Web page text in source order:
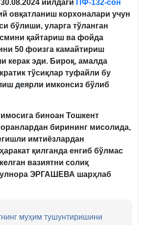
йилдаги
ПФ-132-сон
овқатланиш корхоналари учун
бўлиши, уларга тўланган
қайтариш ва фойда
50 фоизга камайтириш
керак эди. Бироқ, амалда
тўсиқлар туфайли бу
деярли имконсиз бўлиб
га биноан Тошкент
бирининг мисолида,
имтиёзлардан
қилганда енгиб бўлмас
вазиятни солиқ
ЭРГАШЕВА шарҳлаб
муҳим тушунтиришини